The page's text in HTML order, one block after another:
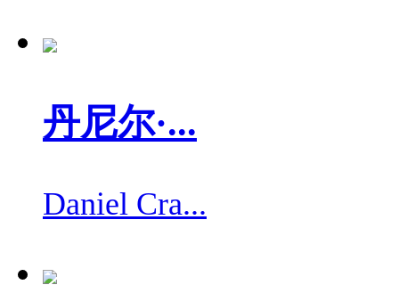
丹尼尔·...
Daniel Cra...